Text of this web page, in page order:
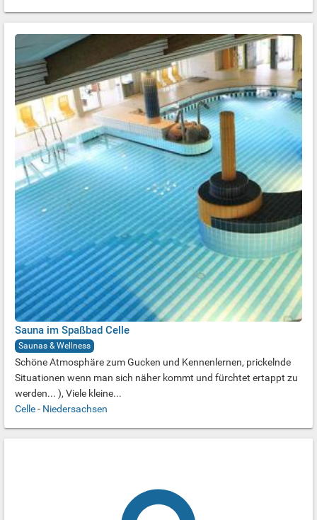
Sauna im Spaßbad Celle
Saunas & Wellness
Schöne Atmosphäre zum Gucken und Kennenlernen, prickelnde
Situationen wenn man sich näher kommt und fürchtet ertappt zu
werden... ), Viele kleine...
Celle- Niedersachsen